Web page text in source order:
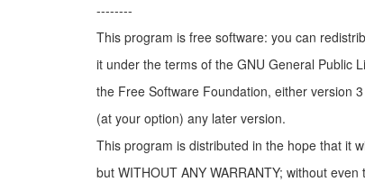
--------
This program is free software: you can
it under the terms of the GNU General Public
the Free Software Foundation, either version
(at your option) any later version.
This program is distributed in the hope that it
but WITHOUT ANY WARRANTY; without